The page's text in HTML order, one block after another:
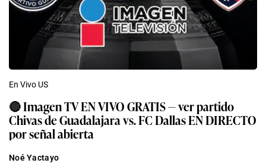
En Vivo US
🔴 Imagen TV EN VIVO GRATIS — ver partido
Chivas de Guadalajara vs. FC Dallas EN DIRECTO
por señal abierta
Noé Yactayo